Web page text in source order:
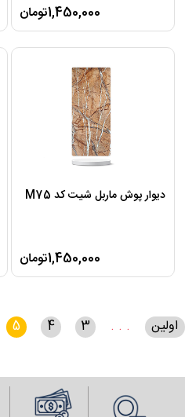
1,450,000تومان
دیوار پوش ماربل شیت کد M75
1,450,000تومان
اولین . . .
3
4
5